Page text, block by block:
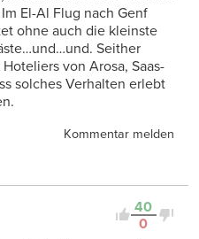
El-Al Flug nach Genf
ohne auch die kleinste
Seither
von Arosa, Saas-
solches Verhalten erlebt
Kommentar melden
40
0